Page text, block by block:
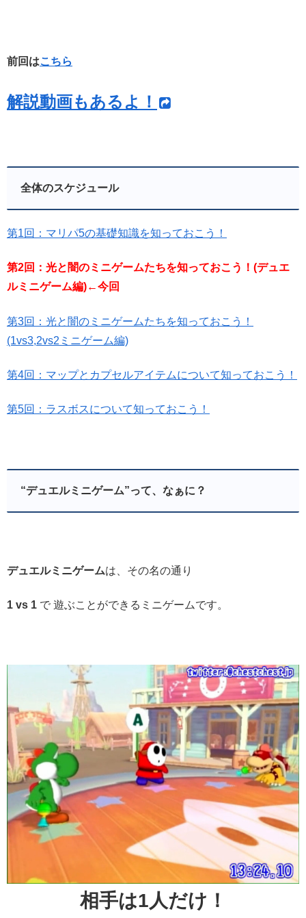
前回はこちら
解説動画もあるよ！
全体のスケジュール
第1回：マリパ5の基礎知識を知っておこう！
第2回：光と闇のミニゲームたちを知っておこう！(デュエ
ルミニゲーム編)←今回
第3回：光と闇のミニゲームたちを知っておこう！
(1vs3,2vs2ミニゲーム編)
第4回：マップとカプセルアイテムについて知っておこう！
第5回：ラスボスについて知っておこう！
“デュエルミニゲーム”って、なぁに？
デュエルミニゲームは、その名の通り
1 vs 1 で 遊ぶことができるミニゲームです。
相手は1人だけ！